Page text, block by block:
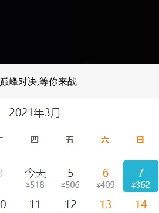
峰对决,等你来战